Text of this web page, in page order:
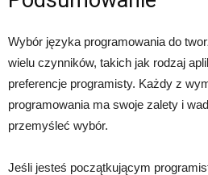
Wybór języka programowania do
wielu czynników, takich jak rodzaj
preferencje programisty. Każdy z
programowania ma swoje zalety i
przemyśleć wybór.
Jeśli jesteś początkującym